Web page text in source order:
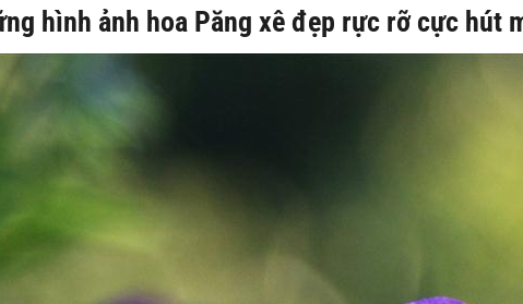
hình ảnh hoa Păng xê đẹp rực rỡ cực hút